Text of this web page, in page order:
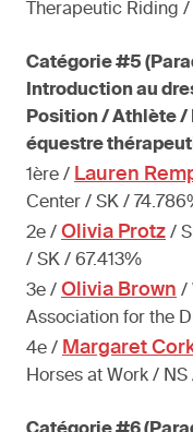
Therapeutic Riding
Catégorie #5
Introduction au
Position / Athlète /
équestre
1ère / Lauren
Center / SK /
2e / Olivia Protz /
/ SK / 67.413%
3e / Olivia Brown /
Association for the
4e / Margaret
Horses at Work / NS